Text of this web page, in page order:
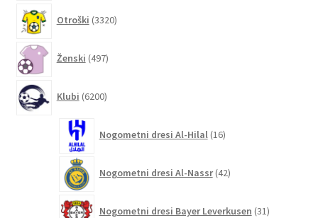
Otroški 3320izdelkov
Ženski 497izdelkov
Klubi 6200izdelkov
Nogometni dresi Al-Hilal 16izdelkov
Nogometni dresi Al-Nassr 42izdelkov
Nogometni dresi Bayer Leverkusen 31